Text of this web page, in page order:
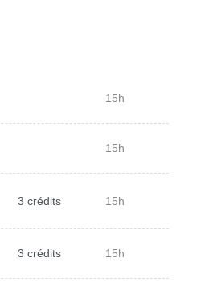
15h
15h
3 crédits 15h
3 crédits 15h